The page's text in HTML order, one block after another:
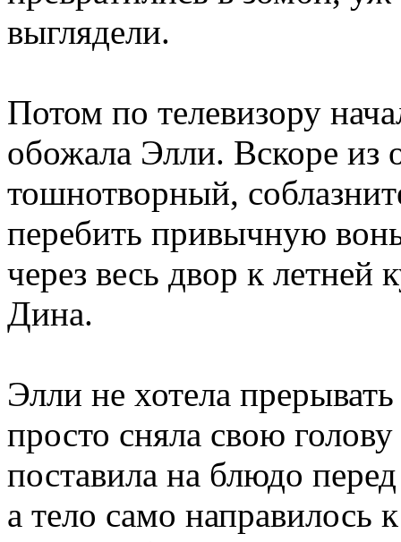
выглядели.
Потом по телевизору
обожала Элли. Вскоре из
тошнотворный,
перебить привычную
через весь двор к летней
Дина.
Элли не хотела
просто сняла свою
поставила на блюдо
а тело само направилось